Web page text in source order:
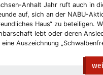
Anhalt Jahr ruft auch in
auf, sich an der NABU-
Haus“ zu beteiligen.
lebt oder deren
Auszeichnung